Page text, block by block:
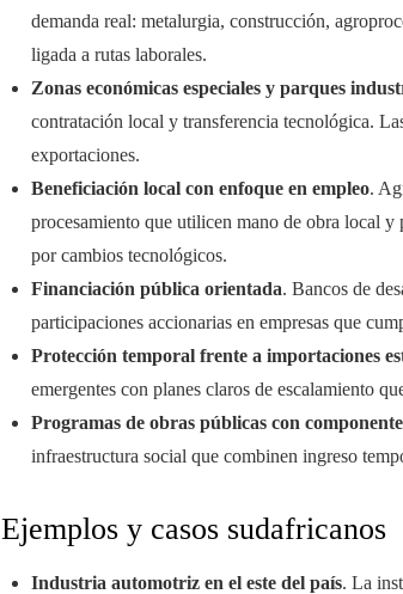
demanda real: metalurgia, construcción,
ligada a rutas laborales.
Zonas económicas especiales y parques
contratación local y transferencia tecnológica.
exportaciones.
Beneficiación local con enfoque en empleo.
procesamiento que utilicen mano de obra local y
por cambios tecnológicos.
Financiación pública orientada. Bancos de
participaciones accionarias en empresas que
Protección temporal frente a importaciones
emergentes con planes claros de escalamiento
Programas de obras públicas con
infraestructura social que combinen ingreso
Ejemplos y casos sudafricanos
Industria automotriz en el este del país. La